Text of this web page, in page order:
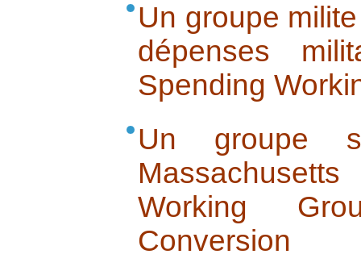
Un groupe
dépenses
Spending
Un groupe
Working
Conversion